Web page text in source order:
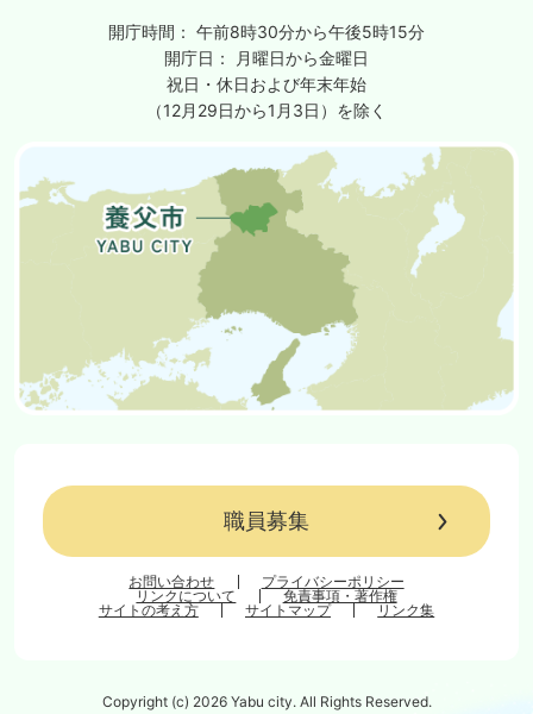
開庁時間： 午前8時30分から午後5時15分
開庁日：
月曜日から金曜日
祝日・休日および年末年始
（12月29日から1月3日）を除く
職員募集
お問い合わせ
プライバシーポリシー
リンクについて
免責事項・著作権
サイトの考え方
サイトマップ リンク集
Copyright (c) 2026 Yabu city. All Rights Reserved.